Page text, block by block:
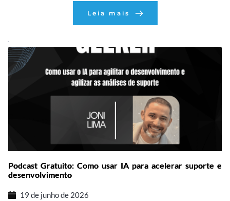
confere estoque, preços, condições comerciais e
pedido volta para ajustes, o cliente espera uma
resposta e […]
Leia mais
Podcast Gratuito: Como usar IA para acelerar suporte e
desenvolvimento
19 de junho de 2026